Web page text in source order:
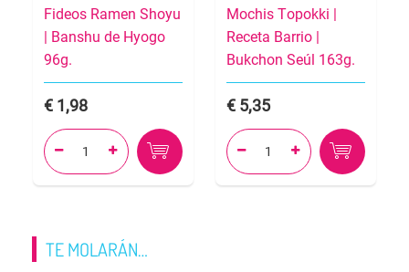
Fideos Ramen Shoyu
| Banshu de Hyogo
96g.
1,98
 
Mochis Topokki |
Receta Barrio |
Bukchon Seúl 163g.
5,35
 
TE MOLARÁN…